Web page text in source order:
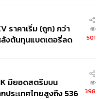
ครูกายแก้ว
ราคาเริ่ม (ถูก) กว่า
งต้นทุนแบตเตอรี่ลด
501
มียอดสตรีมบน
ประเทศไทยสูงถึง 536
398